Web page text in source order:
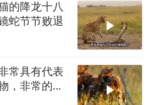
的降龙十八
蛇节节败退
常具有代表
，非常的忠